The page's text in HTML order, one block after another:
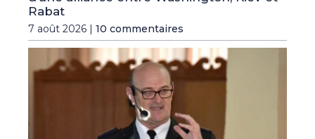
Rabat
7 août 2026 | 10 commentaires